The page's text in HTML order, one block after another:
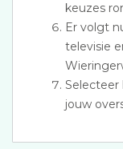
keuzes
Er volgt
televisie
jouw